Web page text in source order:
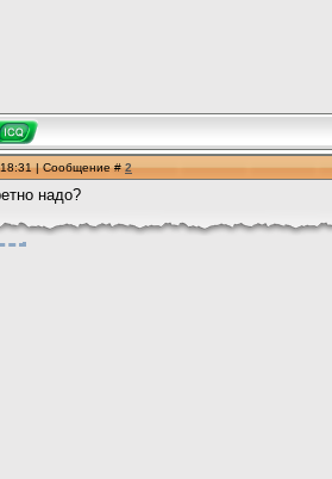
18:31 | Сообщение #2
надо?